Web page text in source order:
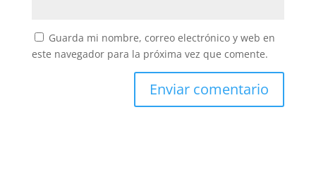
Guarda mi nombre, correo electrónico y web en
este navegador para la próxima vez que comente.